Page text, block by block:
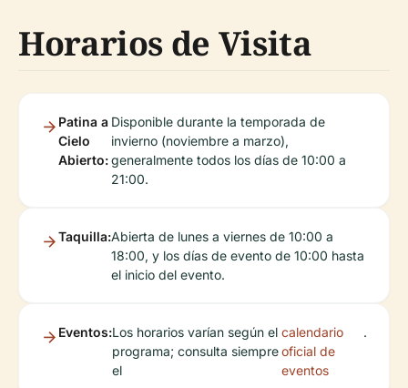
Horarios de Visita
Patina a
Cielo
Abierto:
Disponible durante la temporada de
invierno (noviembre a marzo),
generalmente todos los días de 10:00 a
21:00.
Taquilla:Abierta de lunes a viernes de 10:00 a
18:00, y los días de evento de 10:00 hasta
el inicio del evento.
Eventos:Los horarios varían según el
programa; consulta siempre
el
calendario
oficial de
eventos
.